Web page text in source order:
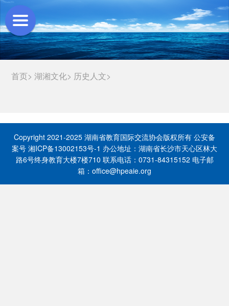
首页> 湖湘文化> 历史人文>
Copyright 2021-2025 湖南省教育国际交流协会版权所有 公安备
案号 湘ICP备13002153号-1 办公地址：湖南省长沙市天心区林大
路6号终身教育大楼7楼710 联系电话：0731-84315152 电子邮
箱：office@hpeaie.org